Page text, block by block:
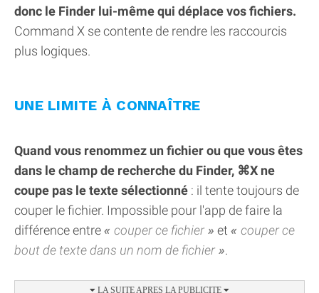
donc le Finder lui-même qui déplace vos fichiers.
Command X se contente de rendre les raccourcis
plus logiques.
UNE LIMITE À CONNAÎTRE
Quand vous renommez un fichier ou que vous êtes
dans le champ de recherche du Finder, ⌘X ne
coupe pas le texte sélectionné : il tente toujours de
couper le fichier. Impossible pour l'app de faire la
différence entre
couper ce fichier et
couper ce
bout de texte dans un nom de fichier
.